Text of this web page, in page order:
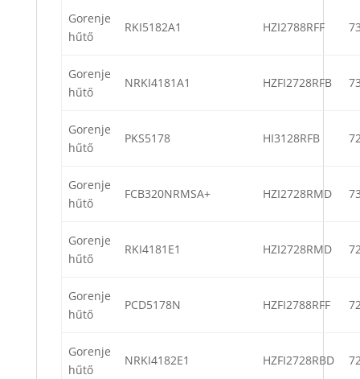
Gorenje
hűtő
RKI5182A1 HZI2788RFF
Gorenje
hűtő
NRKI4181A1 HZFI2728RFB
Gorenje
hűtő
PKS5178 HI3128RFB
Gorenje
hűtő
FCB320NRMSA+ HZI2728RMD
Gorenje
hűtő
RKI4181E1 HZI2728RMD
Gorenje
hűtő
PCD5178N HZFI2788RFF
Gorenje
hűtő
NRKI4182E1 HZFI2728RBD